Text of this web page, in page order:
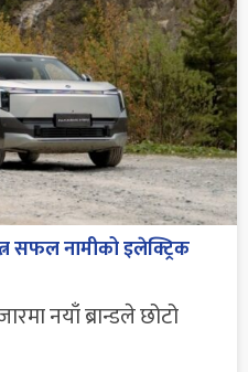
सफल नामीको इलेक्ट्रिक
नयाँ ब्रान्डले छोटो